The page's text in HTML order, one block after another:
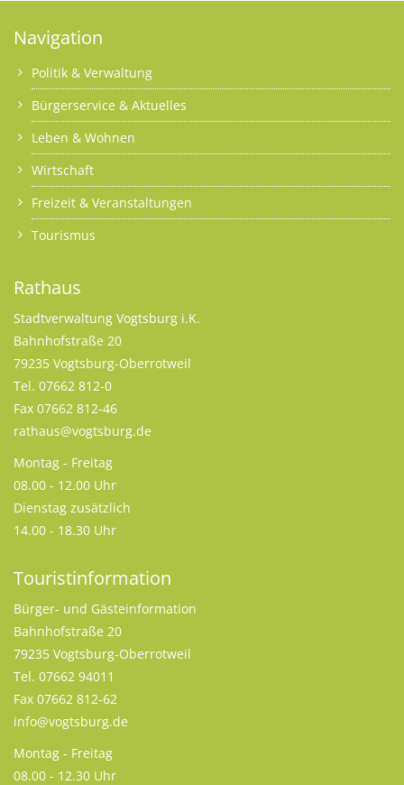
Navigation
Politik & Verwaltung
Bürgerservice & Aktuelles
Leben & Wohnen
Wirtschaft
Freizeit & Veranstaltungen
Tourismus
Rathaus
Stadtverwaltung Vogtsburg i.K.
Bahnhofstraße 20
79235 Vogtsburg-Oberrotweil
Tel. 07662 812-0
Fax 07662 812-46
rathaus@vogtsburg.de
Montag - Freitag
08.00 - 12.00 Uhr
Dienstag zusätzlich
14.00 - 18.30 Uhr
Touristinformation
Bürger- und Gästeinformation
Bahnhofstraße 20
79235 Vogtsburg-Oberrotweil
Tel. 07662 94011
Fax 07662 812-62
info@vogtsburg.de
Montag - Freitag
08.00 - 12.30 Uhr